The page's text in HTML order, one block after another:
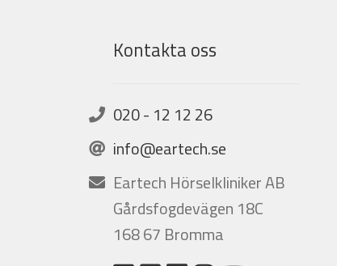
Kontakta oss
020 - 12 12 26
info@eartech.se
Eartech Hörselkliniker AB
Gårdsfogdevägen 18C
168 67 Bromma